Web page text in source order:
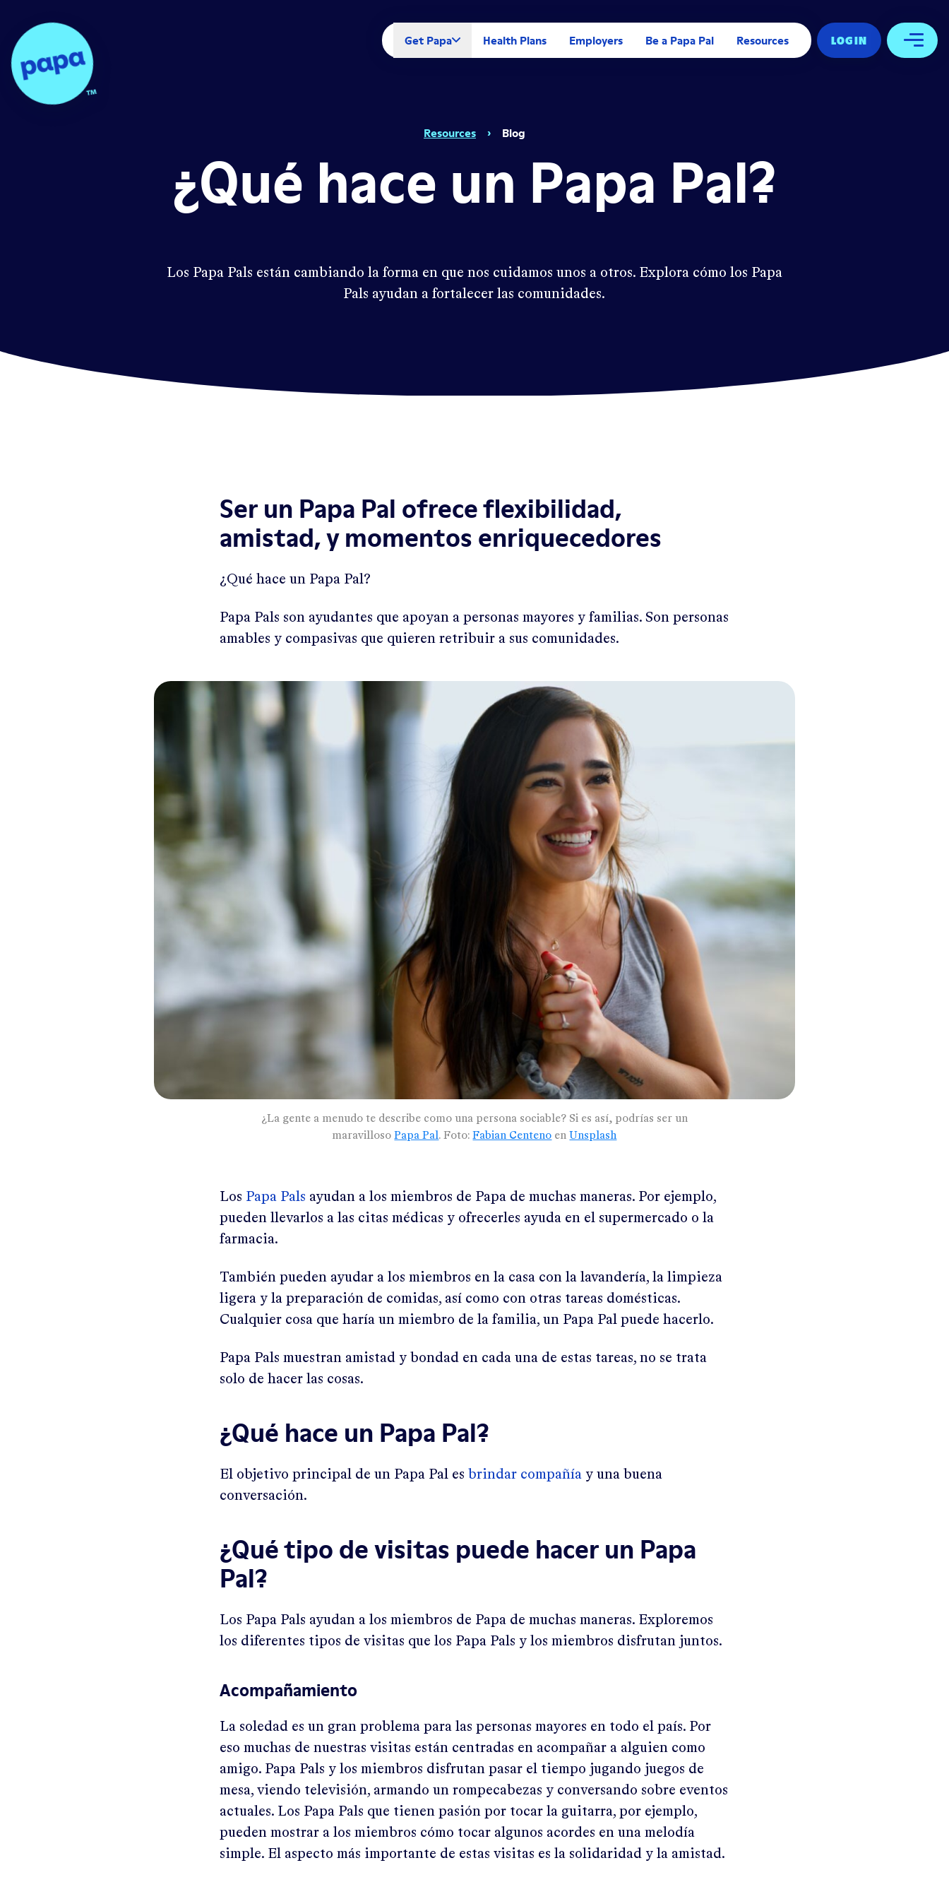
Papa - Home
Get Papa Health Plans Employers Be a Papa Pal Resources LOG IN Open
Resources › Blog
¿Qué hace un Papa Pal?
Los Papa Pals están cambiando la forma en que nos cuidamos unos a otros. Explora cómo los Papa
Pals ayudan a fortalecer las comunidades.
Ser un Papa Pal ofrece flexibilidad,
amistad, y momentos enriquecedores
¿Qué hace un Papa Pal?
Papa Pals son ayudantes que apoyan a personas mayores y familias. Son personas
amables y compasivas que quieren retribuir a sus comunidades.
¿La gente a menudo te describe como una persona sociable? Si es así, podrías ser un
maravillosoPapa Pal. Foto:Fabian Centeno en Unsplash
Los Papa Pals ayudan a los miembros de Papa de muchas maneras. Por ejemplo,
pueden llevarlos a las citas médicas y ofrecerles ayuda en el supermercado o la
farmacia.
También pueden ayudar a los miembros en la casa con la lavandería, la limpieza
ligera y la preparación de comidas, así como con otras tareas domésticas.
Cualquier cosa que haría un miembro de la familia, un Papa Pal puede hacerlo.
Papa Pals muestran amistad y bondad en cada una de estas tareas, no se trata
solo de hacer las cosas.
¿Qué hace un Papa Pal?
El objetivo principal de un Papa Pal es brindar compañía y una buena
conversación.
¿Qué tipo de visitas puede hacer un Papa
Pal?
Los Papa Pals ayudan a los miembros de Papa de muchas maneras. Exploremos
los diferentes tipos de visitas que los Papa Pals y los miembros disfrutan juntos.
Acompañamiento
La soledad es un gran problema para las personas mayores en todo el país. Por
eso muchas de nuestras visitas están centradas en acompañar a alguien como
amigo. Papa Pals y los miembros disfrutan pasar el tiempo jugando juegos de
mesa, viendo televisión, armando un rompecabezas y conversando sobre eventos
actuales. Los Papa Pals que tienen pasión por tocar la guitarra, por ejemplo,
pueden mostrar a los miembros cómo tocar algunos acordes en una melodía
simple. El aspecto más importante de estas visitas es la solidaridad y la amistad.